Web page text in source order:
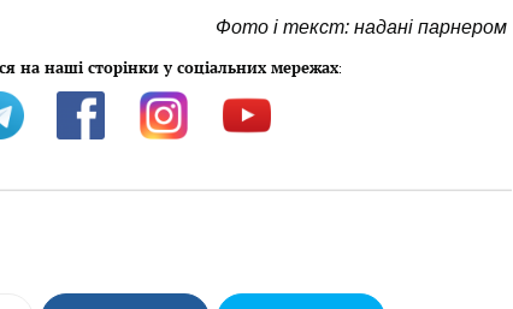
Фото і текст: надані парнером
на наші сторінки у соціальних мережах: